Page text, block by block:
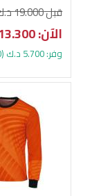
قبل 19.000 د.ك
الآن: 13.300 د.ك
وفر: 5.700 د.ك (30%)